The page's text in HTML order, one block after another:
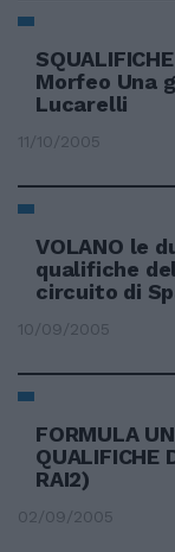
Morfeo Una
Lucarelli
11/10/2005
VOLANO le
qualifiche
circuito di
10/09/2005
FORMULA
QUALIFICHE
RAI2)
02/09/2005